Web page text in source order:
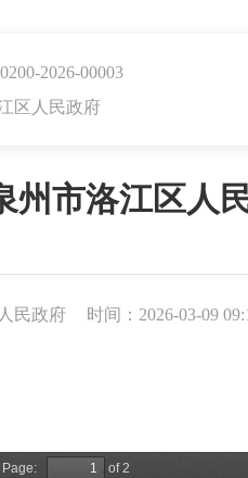
2026-00003
区人民政府
州市洛江区人
民政府 时间：2026-03-09